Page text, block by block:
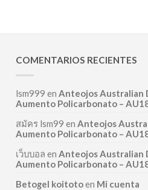
COMENTARIOS RECIENTES
lsm999 en Anteojos Australian
Aumento Policarbonato –
สมัคร lsm99 en Anteojos
Aumento Policarbonato –
เว็บบอล en Anteojos Australian
Aumento Policarbonato –
Betogel koitotoen Mi cuenta